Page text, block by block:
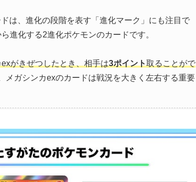
は、進化の段階を表す「進化マーク」にも注目で
進化する2進化ポケモンのカードです。
がきぜつしたとき、相手は3ポイント取ることがで
メガシンカexのカードは戦況を大きく左右する重要